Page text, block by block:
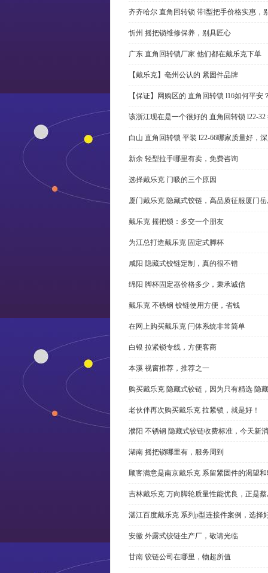
齐齐哈尔 直角回转锁 带l型把手价格实惠，
忻州 摇把锁维修保养，别具匠心
广东 直角回转锁厂家 他们都在戴乐克下单
【戴乐克】亳州公认的 紧固件品牌
【保证】网购区的 直角回转锁 l16如何平安
该浙江现在是一个很好的 直角回转锁 l22-
白山 直角回转锁 平装 l22-66哪家质量好，
新余 轻型拉手哪里有卖，免费咨询
选择戴乐克 门吸的三个原因
厦门戴乐克 隐藏式铰链，高品质征服厦门
戴乐克 摇把锁：多交一个朋友
为江总打造戴乐克 固定式脚杯
咸阳 隐藏式铰链定制，真的很不错
绵阳 脚杯固定器价格多少，秉承诚信
戴乐克 不锈钢 铰链使用方便，省钱
在网上购买戴乐克 闩体系统非常简单
白银 拉紧锁专线，方便客商
本溪 视窗推荐，推荐之一
购买戴乐克 隐藏式铰链，因为只有精选 隐
老伙伴再次购买戴乐克 拉紧锁，就是好！
濮阳 不锈钢 隐藏式铰链收费标准，今天新
湖南 摇把锁哪里有，服务周到
顾客满意是南京戴乐克 系留紧固件的渴望
吉林戴乐克 万向脚轮质量性能优良，正是
湛江百度戴乐克 系列p型连接件案例，选择
安徽 外露式铰链生产厂，敬请光临
甘南 铰链公司在哪里，物超所值